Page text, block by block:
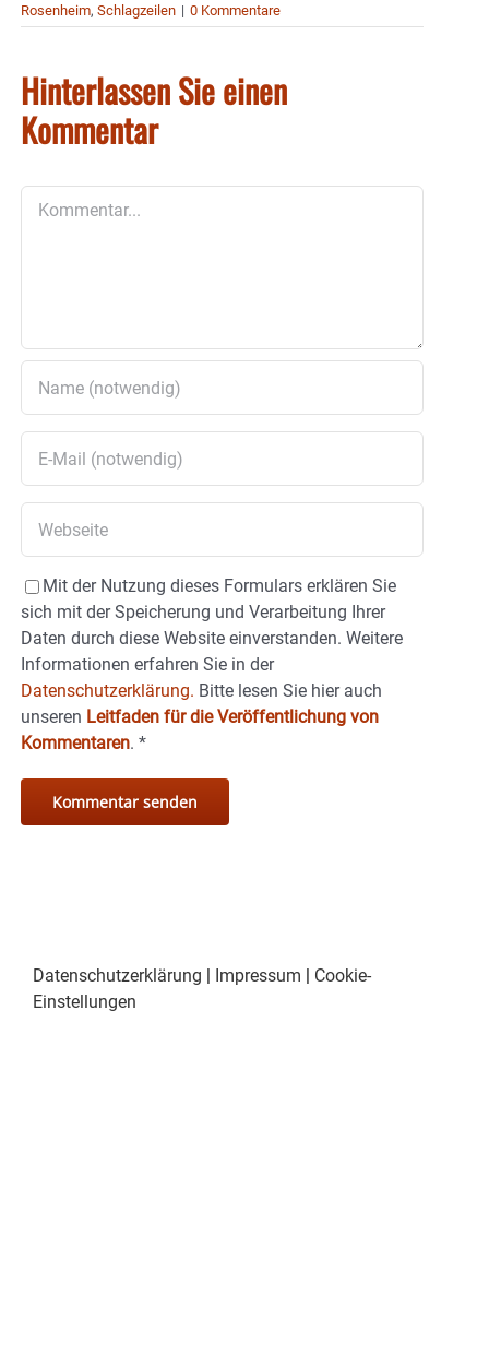
Rosenheim, Schlagzeilen | 0 Kommentare
Hinterlassen Sie einen
Kommentar
Mit der Nutzung dieses Formulars erklären Sie
sich mit der Speicherung und Verarbeitung Ihrer
Daten durch diese Website einverstanden. Weitere
Informationen erfahren Sie in der
Datenschutzerklärung. Bitte lesen Sie hier auch
unseren Leitfaden für die Veröffentlichung von
Kommentaren. *
Datenschutzerklärung Impressum
Cookie-
Einstellungen